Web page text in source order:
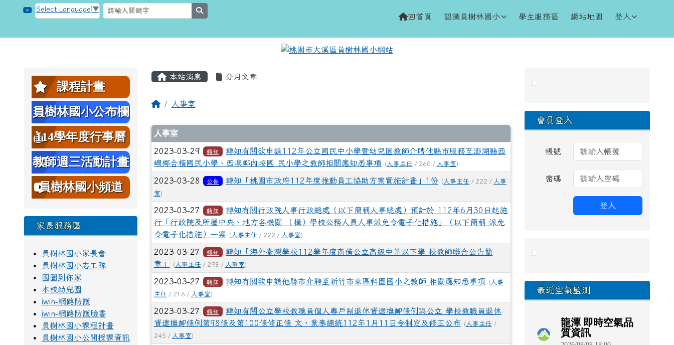
跳至主內容區
桃園市大溪區員樹林國小網站
Select Language ▼
回首頁 認識員樹林國小 學生服務區 網站地圖 登入
左邊區域內容
課程計畫
員樹林國小公布欄
114學年度行事曆
教師週三活動計畫
表
員樹林國小頻道
家長服務區
員樹林國小家長會
員樹林國小志工隊
國圖到你家
本校幼兒園
iwin-網路防護
iwin-網路防護臉書
員樹林國小課程計畫
員樹林國小公開授課資訊
主內容區域
本站消息 分月文章
回首頁人事室
文章列表
人事室
2023-03-29 轉知
轉知有關欲申請112年公立國民中小學暨幼兒園教師介聘他縣市服務至澎湖縣西
嶼鄉合橫國民小學、西嶼鄉內垵國 民小學之教師相關應知悉事項
(人事主任 / 260 / 人事室)
2023-03-28 公告 轉知「桃園市政府112年度推動員工協助方案實施計畫」1份 ( 人事主任 / 222 / 人事
室)
2023-03-27 轉知
轉知有關行政院人事行政總處（以下簡稱人事總處）預計於 112年6月30日起施
行「行政院及所屬中央、地方各機關 （構）學校公務人員人事派免令電子化措施」（以下簡稱 派免
令電子化措施）一案
(人事主任 / 222 / 人事室)
2023-03-27 轉知
轉知「海外臺灣學校112學年度商借公立高級中等以下學 校教師聯合公告簡
章」
(人事主任 / 293 / 人事室)
2023-03-27 轉知 轉知有關欲申請他縣市介聘至新竹市東區科園國小之教師 相關應知悉事項 ( 人事
主任 / 216 / 人事室)
2023-03-27 轉知
轉知有關公立學校教職員個人專戶制退休資遣撫卹條例與公立 學校教職員退休
資遣撫卹條例第98條及第100條修正條 文，業奉總統112年1月11日令制定及修正公布
(人事主任 /
245 / 人事室)
右邊區域內容
會員登入
帳號
密碼
登入
最近空氣監測